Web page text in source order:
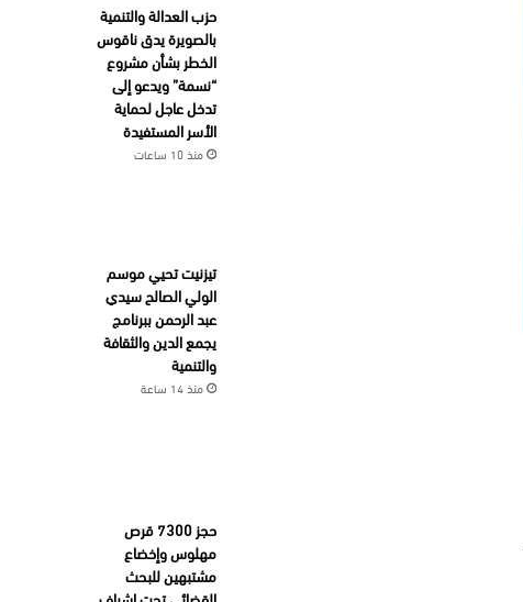
حزب العدالة والتنمية
بالصويرة يدق ناقوس
الخطر بشأن مشروع
“نسمة” ويدعو إلى
تدخل عاجل لحماية
الأسر المستفيدة
منذ 10 ساعات
تيزنيت تحيي موسم
الولي الصالح سيدي
عبد الرحمن ببرنامج
يجمع الدين والثقافة
والتنمية
منذ 14 ساعة
حجز 7300 قرص
مهلوس وإخضاع
مشتبهين للبحث